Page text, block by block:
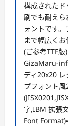
構成されたド
刷でも耐え
ォントです
まで幅広くお
(ご参考TTF
GizaMaru-
ディ20x20
プフォント
字,IBM 拡張
Font Format)